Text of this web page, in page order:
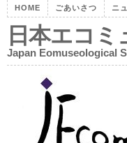
HOME ごあいさつ ニ
日本エコ
Japan Eomuseological